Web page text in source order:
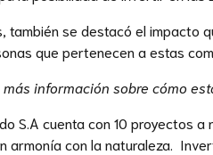
también se destacó el impacto
que pertenecen a estas
más información sobre cómo
S.A cuenta con 10 proyectos
armonía con la naturaleza.